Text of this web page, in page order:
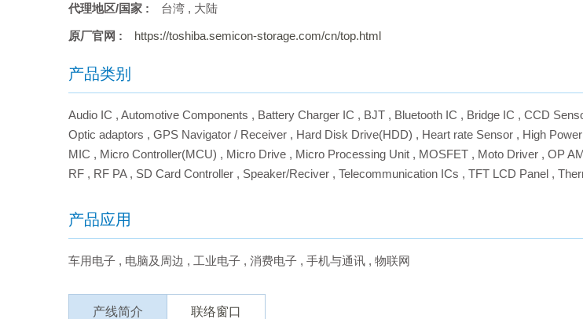
代理地区/国家 : 台湾 , 大陆
原厂官网 : https://toshiba.semicon-storage.com/cn/top.html
产品类别
Audio IC , Automotive Components , Battery Charger IC , BJT , Bluetooth IC , Bridge IC , CCD
Optic adaptors , GPS Navigator / Receiver , Hard Disk Drive(HDD) , Heart rate Sensor , High
MIC , Micro Controller(MCU) , Micro Drive , Micro Processing Unit , MOSFET , Moto Driver , OP
RF , RF PA, SD Card Controller , Speaker/Reciver , Telecommunication ICs , TFT LCD Panel ,
产品应用
车用电子 , 电脑及周边 , 工业电子 , 消费电子 , 手机与通讯 , 物联网
产线简介 联络窗口